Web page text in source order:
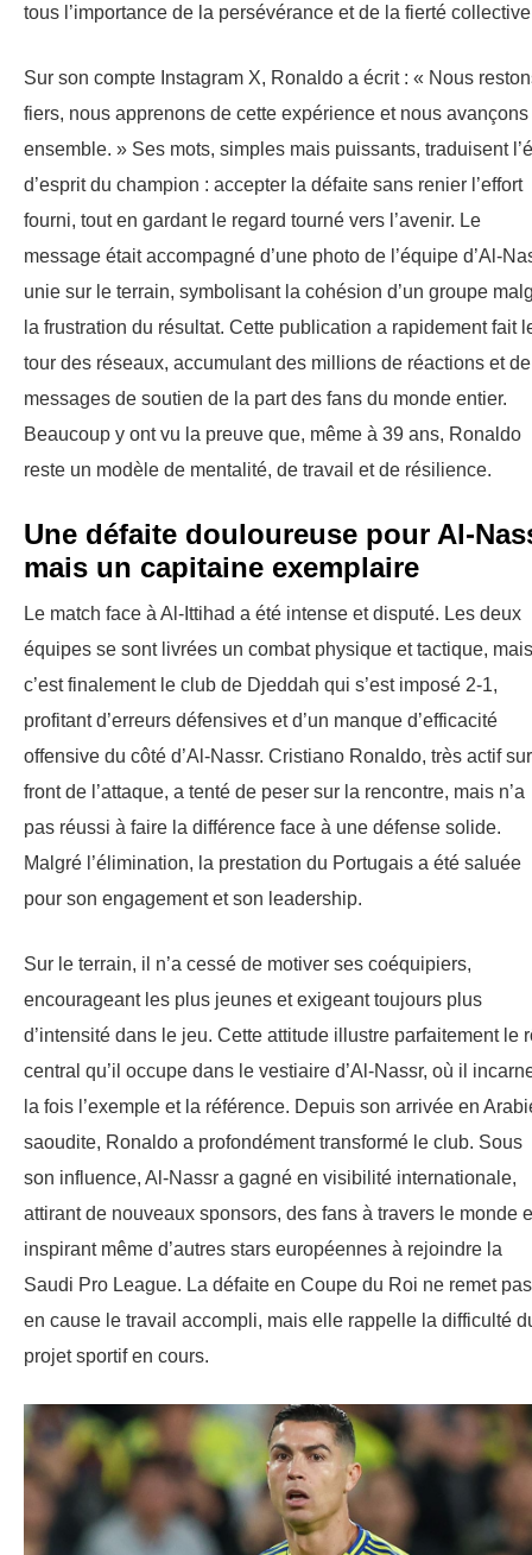
tous l’importance de la persévérance et de la fierté
Sur son compte Instagram X, Ronaldo a écrit : « Nous
fiers, nous apprenons de cette expérience et nous avançons
ensemble. » Ses mots, simples mais puissants, traduisent
d’esprit du champion : accepter la défaite sans renier l’effort
fourni, tout en gardant le regard tourné vers l’avenir. Le
message était accompagné d’une photo de l’équipe d’Al-
unie sur le terrain, symbolisant la cohésion d’un groupe
la frustration du résultat. Cette publication a rapidement fait
tour des réseaux, accumulant des millions de réactions et de
messages de soutien de la part des fans du monde entier.
Beaucoup y ont vu la preuve que, même à 39 ans, Ronaldo
reste un modèle de mentalité, de travail et de résilience.
Une défaite douloureuse pour Al-
mais un capitaine exemplaire
Le match face à Al-Ittihad a été intense et disputé. Les deux
équipes se sont livrées un combat physique et tactique, mais
c’est finalement le club de Djeddah qui s’est imposé 2-1,
profitant d’erreurs défensives et d’un manque d’efficacité
offensive du côté d’Al-Nassr. Cristiano Ronaldo, très actif
front de l’attaque, a tenté de peser sur la rencontre, mais n’a
pas réussi à faire la différence face à une défense solide.
Malgré l’élimination, la prestation du Portugais a été saluée
pour son engagement et son leadership.
Sur le terrain, il n’a cessé de motiver ses coéquipiers,
encourageant les plus jeunes et exigeant toujours plus
d’intensité dans le jeu. Cette attitude illustre parfaitement le
central qu’il occupe dans le vestiaire d’Al-Nassr, où il
la fois l’exemple et la référence. Depuis son arrivée en
saoudite, Ronaldo a profondément transformé le club. Sous
son influence, Al-Nassr a gagné en visibilité internationale,
attirant de nouveaux sponsors, des fans à travers le monde
inspirant même d’autres stars européennes à rejoindre la
Saudi Pro League. La défaite en Coupe du Roi ne remet pas
en cause le travail accompli, mais elle rappelle la difficulté
projet sportif en cours.